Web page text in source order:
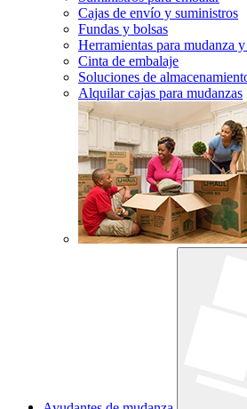
Cajas de envío y suministros
Fundas y bolsas
Herramientas para mudanza
Cinta de embalaje
Soluciones de
Alquilar cajas para mudanzas